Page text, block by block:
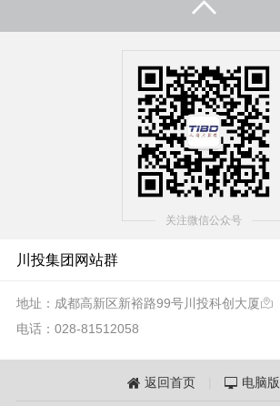
关注微信公众号
川投集团网站群
地址：成都高新区新裕路99号川投科创大厦
电话：028-81512058
 返回首页  电脑版